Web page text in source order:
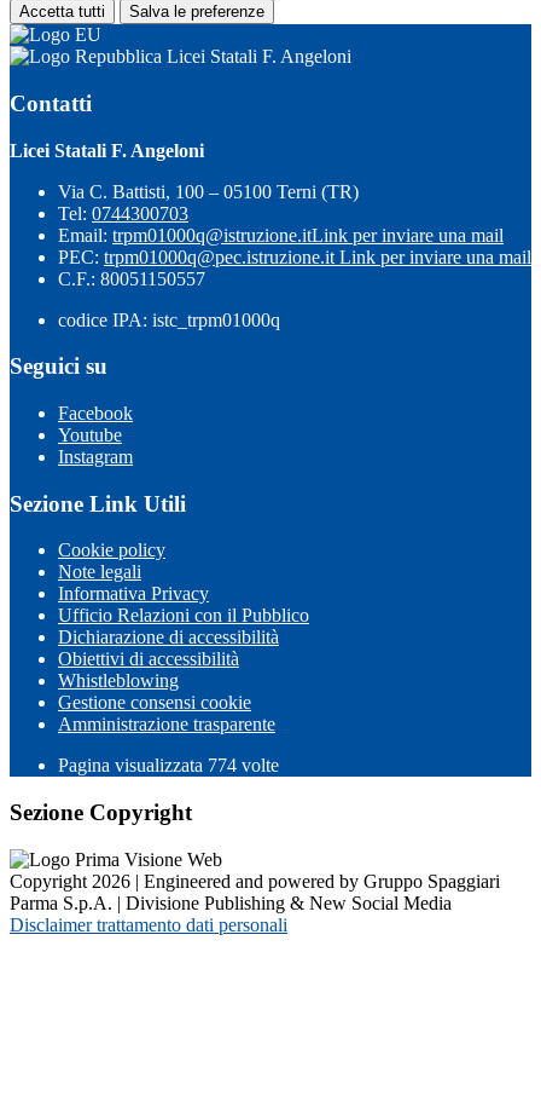
Accetta tutti Salva le preferenze
Licei Statali F. Angeloni
Contatti
Licei Statali F. Angeloni
Via C. Battisti, 100 – 05100 Terni (TR)
Tel: 0744300703
Email: trpm01000q@istruzione.itLink per inviare una mail
PEC: trpm01000q@pec.istruzione.it Link per inviare una mail
C.F.: 80051150557
codice IPA: istc_trpm01000q
Seguici su
Facebook
Youtube
Instagram
Sezione Link Utili
Cookie policy
Note legali
Informativa Privacy
Ufficio Relazioni con il Pubblico
Dichiarazione di accessibilità
Obiettivi di accessibilità
Whistleblowing
Gestione consensi cookie
Amministrazione trasparente
Pagina visualizzata 774 volte
Sezione Copyright
Copyright 2026 | Engineered and powered by Gruppo Spaggiari
Parma S.p.A. | Divisione Publishing & New Social Media
Disclaimer trattamento dati personali